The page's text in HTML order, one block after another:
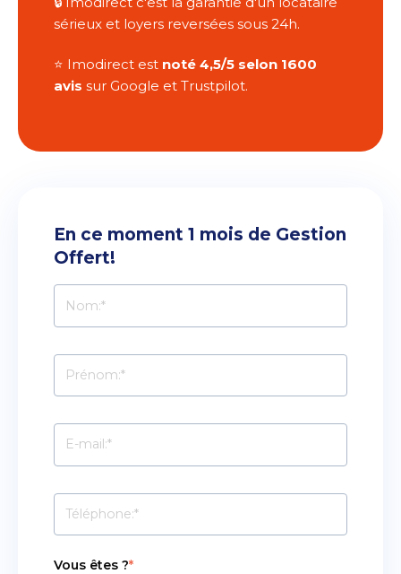
sérieux et loyers reversées sous 24h.
⭐️ Imodirect est noté 4,5/5 selon 1600
avis sur Google et Trustpilot.
En ce moment 1 mois de Gestion
Offert!
Vous êtes ?*